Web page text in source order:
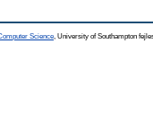
Science , University of Southampton